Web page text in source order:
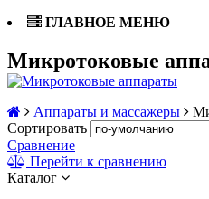
ГЛАВНОЕ МЕНЮ
Микротоковые
Аппараты и массажеры
Сортировать
Сравнение
Перейти к сравнению
Каталог